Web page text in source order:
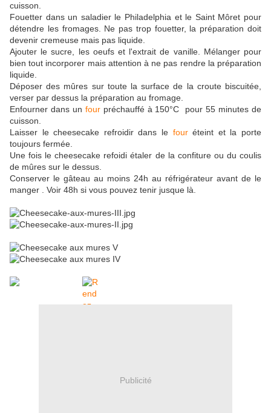
cuisson.
Fouetter dans un saladier le Philadelphia et le Saint Môret pour
détendre les fromages. Ne pas trop fouetter, la préparation doit
devenir cremeuse mais pas liquide.
Ajouter le sucre, les oeufs et l'extrait de vanille. Mélanger pour
bien tout incorporer mais attention à ne pas rendre la préparation
liquide.
Déposer des mûres sur toute la surface de la croute biscuitée,
verser par dessus la préparation au fromage.
Enfourner dans un fourpréchauffé à 150°C pour 55 minutes de
cuisson.
Laisser le cheesecake refroidir dans le fouréteint et la porte
toujours fermée.
Une fois le cheesecake refoidi étaler de la confiture ou du coulis
de mûres sur le dessus.
Conserver le gâteau au moins 24h au réfrigérateur avant de le
manger . Voir 48h si vous pouvez tenir jusque là.
Publicité